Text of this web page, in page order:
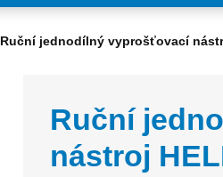
Ruční jednodílný vyprošťovací
Ruční
nástroj